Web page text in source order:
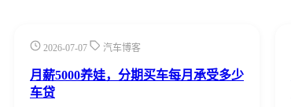
2026-07-07 汽车博客
月薪5000养娃，分期买车每月承受多少
车贷